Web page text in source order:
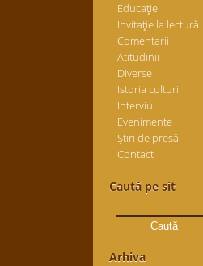
Educaţie
Invitaţie la lectură
Comentarii
Atitudinii
Diverse
Istoria culturii
Interviu
Evenimente
Știri de presă
Contact
Caută pe sit
după:
Arhiva